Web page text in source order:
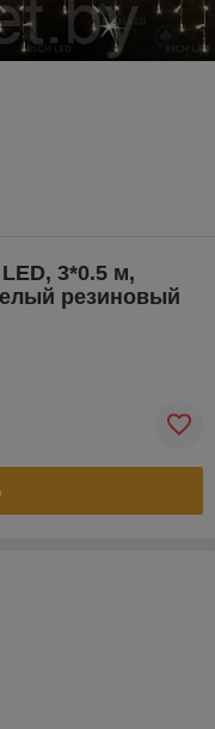
3*0.5 м,
резиновый